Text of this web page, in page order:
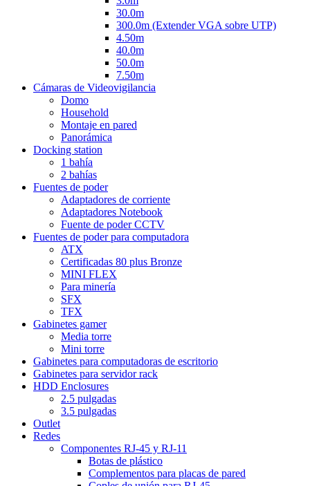
30.0m
300.0m (Extender VGA sobre UTP)
4.50m
40.0m
50.0m
7.50m
Cámaras de Videovigilancia
Domo
Household
Montaje en pared
Panorámica
Docking station
1 bahía
2 bahías
Fuentes de poder
Adaptadores de corriente
Adaptadores Notebook
Fuente de poder CCTV
Fuentes de poder para computadora
ATX
Certificadas 80 plus Bronze
MINI FLEX
Para minería
SFX
TFX
Gabinetes gamer
Media torre
Mini torre
Gabinetes para computadoras de escritorio
Gabinetes para servidor rack
HDD Enclosures
2.5 pulgadas
3.5 pulgadas
Outlet
Redes
Componentes RJ-45 y RJ-11
Botas de plástico
Complementos para placas de pared